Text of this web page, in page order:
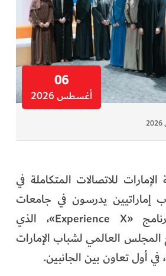
06
أغسطس 2026
للاتصالات المتكاملة في
إماراتيين يدرسون في جامعات
أمريكية، ضمن برنامج «Experience X»، الذي
المجلس العالمي لشباب الإمارات
في أول تعاون بين الجانبين.